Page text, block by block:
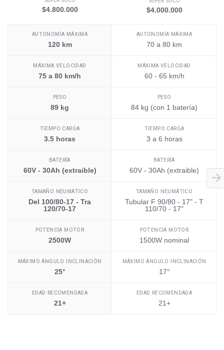
$4.800.000
AUTONOMÍA MÁXIMA
120 km
MÁXIMA VELOCIDAD
75 a 80 km/h
PESO
89 kg
TIEMPO CARGA
3.5 horas
BATERÍA
60V - 30Ah (extraible)
TAMAÑO NEUMÁTICO
Del 100/80-17 - Tra
120/70-17
POTENCIA MOTOR
2500W
MÁXIMO ÁNGULO INCLINACIÓN
25°
EDAD RECOMENDADA
21+
$4.000.000
AUTONOMÍA MÁXIMA
70 a 80 km
MÁXIMA VELOCIDAD
60 - 65 km/h
PESO
84 kg (con 1 batería)
TIEMPO CARGA
3 a 6 horas
BATERÍA
60V - 30Ah (extraible)
TAMAÑO NEUMÁTICO
Tubular F 90/80 - 17" - T
110/70 - 17"
POTENCIA MOTOR
1500W nominal
MÁXIMO ÁNGULO INCLINACIÓN
17°
EDAD RECOMENDADA
21+